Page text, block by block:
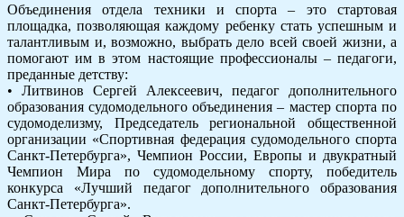
Объединения отдела техники и спорта – это стартовая
площадка, позволяющая каждому ребенку стать успешным и
талантливым и, возможно, выбрать дело всей своей жизни, а
помогают им в этом настоящие профессионалы – педагоги,
преданные детству:
• Литвинов Сергей Алексеевич, педагог дополнительного
образования судомодельного объединения – мастер спорта по
судомоделизму, Председатель региональной общественной
организации «Спортивная федерация судомодельного спорта
Санкт-Петербурга», Чемпион России, Европы и двукратный
Чемпион Мира по судомодельному спорту, победитель
конкурса «Лучший педагог дополнительного образования
Санкт-Петербурга».